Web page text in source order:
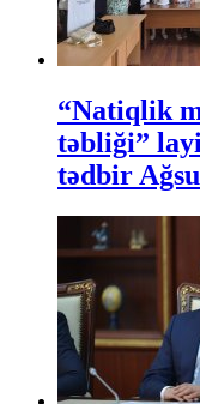
“Natiqlik
təbliği”
tədbir